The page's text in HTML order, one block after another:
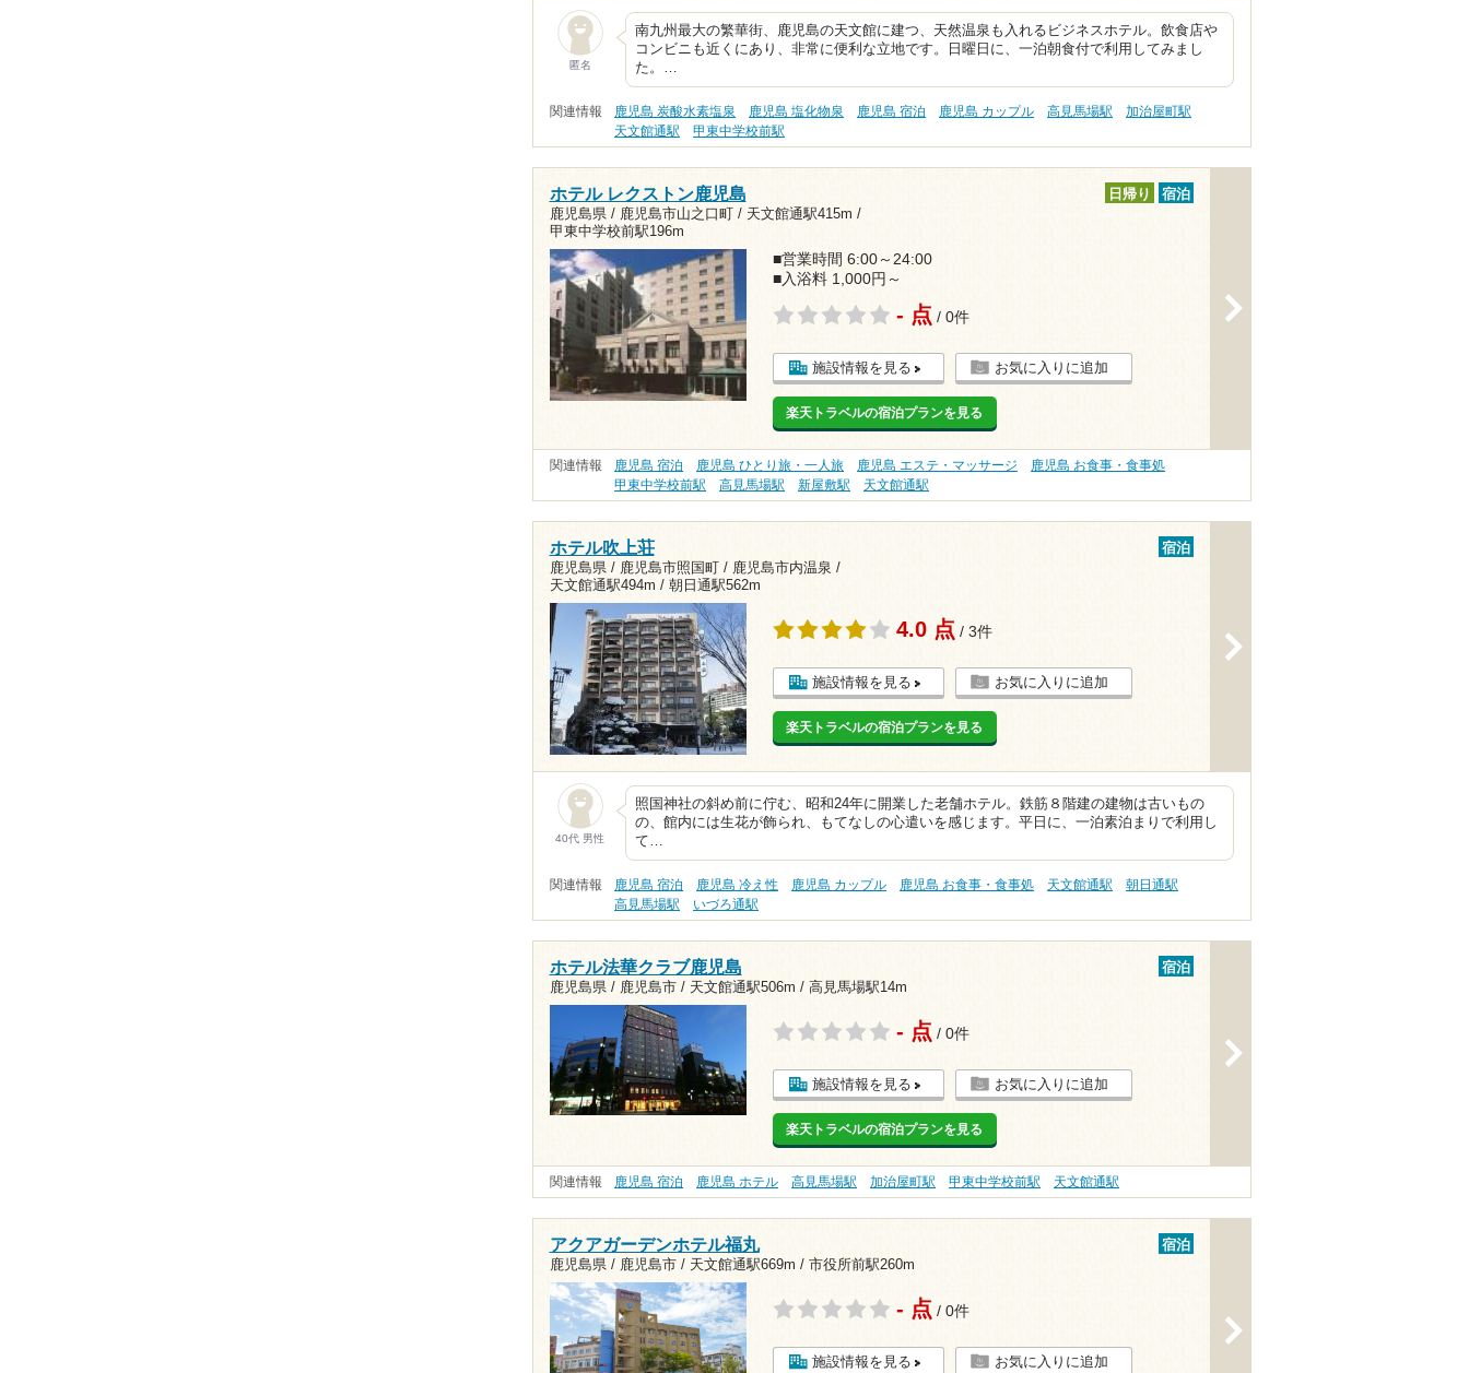
匿名
南九州最大の繁華街、鹿児島の天文館に建つ、天然温泉も入れるビジネスホテル。飲食店や
コンビニも近くにあり、非常に便利な立地です。日曜日に、一泊朝食付で利用してみまし
た。…
関連情報 鹿児島 炭酸水素塩泉 鹿児島 塩化物泉 鹿児島 宿泊 鹿児島 カップル 高見馬場駅
加治屋町駅
天文館通駅
甲東中学校前駅
ホテル レクストン鹿児島
鹿児島県 / 鹿児島市山之口町 / 天文館通駅415m /
甲東中学校前駅196m
日帰り 宿泊
■営業時間 6:00～24:00
■入浴料 1,000円～
- 点 / 0件
施設情報を見る お気に入りに追加
楽天トラベルの宿泊プランを見る
関連情報 鹿児島 宿泊 鹿児島 ひとり旅・一人旅 鹿児島 エステ・マッサージ
鹿児島 お食事・食事処
甲東中学校前駅
高見馬場駅 新屋敷駅 天文館通駅
ホテル吹上荘
鹿児島県 / 鹿児島市照国町 / 鹿児島市内温泉 /
天文館通駅494m / 朝日通駅562m
宿泊
4.0 点 / 3件
施設情報を見る お気に入りに追加
楽天トラベルの宿泊プランを見る
40代 男性
照国神社の斜め前に佇む、昭和24年に開業した老舗ホテル。鉄筋８階建の建物は古いもの
の、館内には生花が飾られ、もてなしの心遣いを感じます。平日に、一泊素泊まりで利用し
て…
関連情報 鹿児島 宿泊 鹿児島 冷え性 鹿児島 カップル 鹿児島 お食事・食事処 天文館通駅
朝日通駅
高見馬場駅
いづろ通駅
ホテル法華クラブ鹿児島
鹿児島県 / 鹿児島市 / 天文館通駅506m / 高見馬場駅14m
宿泊
- 点 / 0件
施設情報を見る お気に入りに追加
楽天トラベルの宿泊プランを見る
関連情報 鹿児島 宿泊 鹿児島 ホテル 高見馬場駅 加治屋町駅 甲東中学校前駅 天文館通駅
アクアガーデンホテル福丸
鹿児島県 / 鹿児島市 / 天文館通駅669m / 市役所前駅260m
宿泊
- 点 / 0件
施設情報を見る お気に入りに追加